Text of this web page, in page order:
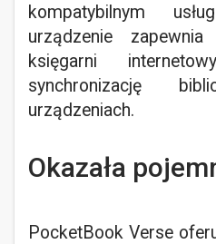
kompatybilnym
urządzenie
księgarni
synchronizację
urządzeniach.
Okazała
PocketBook Verse